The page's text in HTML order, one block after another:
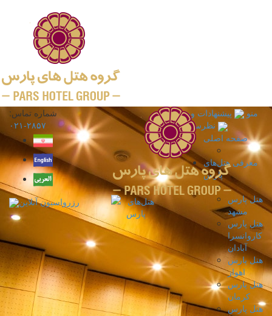
منو
پیشنهادات ویژه
نظرسنجی
صفحه اصلی
معرفی هتل‌های
پارس
هتل پارس
مشهد
هتل پارس
کاروانسرا
آبادان
هتل پارس
اهواز
هتل پارس
کرمان
هتل پارس
شماره تماس:
۲۸۵۷-۰۲۱
رزرواسیون آنلاین